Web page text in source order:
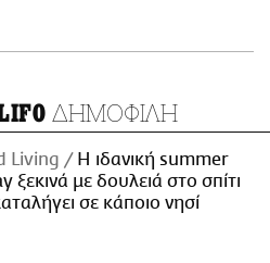
ΔΗΜΟΦΙΛΗ
Living
Η ιδανική summer
ξεκινά με δουλειά στο σπίτι
σε κάποιο νησί